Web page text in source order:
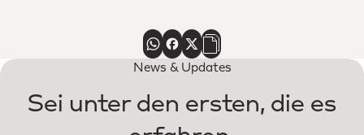
News & Updates
Sei unter den ersten, die es